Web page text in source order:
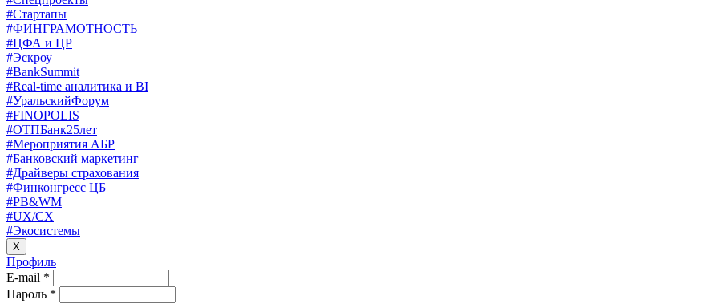
#Стартапы
#ФИНГРАМОТНОСТЬ
#ЦФА и ЦР
#Эскроу
#BankSummit
#Real-time аналитика и BI
#УральскийФорум
#FINOPOLIS
#ОТПБанк25лет
#Мероприятия АБР
#Банковский маркетинг
#Драйверы страхования
#Финконгресс ЦБ
#PB&WM
#UX/CX
#Экосистемы
X
Профиль
E-mail *
Пароль *